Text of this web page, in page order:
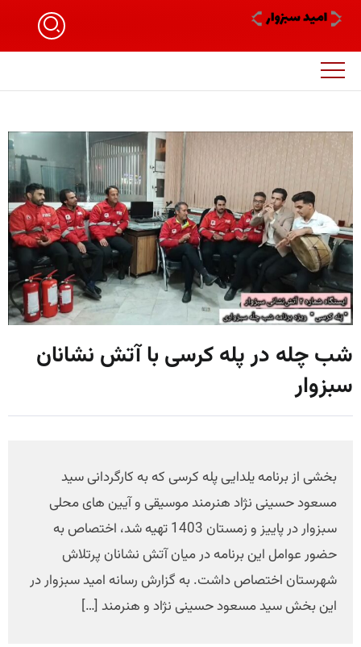
شب چله در پله کرسی با آتش نشانان
سبزوار
بخشی از برنامه یلدایی پله کرسی که به کارگردانی سید
مسعود حسینی نژاد هنرمند موسیقی و آیین های محلی
سبزوار در پاییز و زمستان 1403 تهیه شد، اختصاص به
حضور عوامل این برنامه در میان آتش نشانان پرتلاش
شهرستان اختصاص داشت. به گزارش رسانه امید سبزوار در
این بخش سید مسعود حسینی نژاد و هنرمند […]